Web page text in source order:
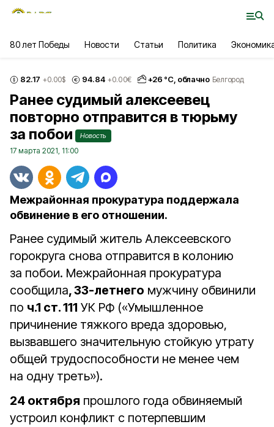
80 лет Победы Новости Статьи Политика
82.17 +0.00$ 94.84 +0.00€ +26 °С, облачно Белгород
Ранее судимый алексеевец
повторно отправится в тюрьму
за побои
Новость
17 марта 2021, 11:00
Межрайонная прокуратура поддержала
обвинение в его отношении.
Ранее судимый житель Алексеевского
горокруга снова отправится в колонию
за побои. Межрайонная прокуратура
сообщила, 33-летнего мужчину обвинили
по ч.1 ст. 111 УК РФ («Умышленное
причинение тяжкого вреда здоровью,
вызвавшего значительную стойкую утрату
общей трудоспособности не менее чем
на одну треть»).
24 октября прошлого года обвиняемый
устроил конфликт с потерпевшим